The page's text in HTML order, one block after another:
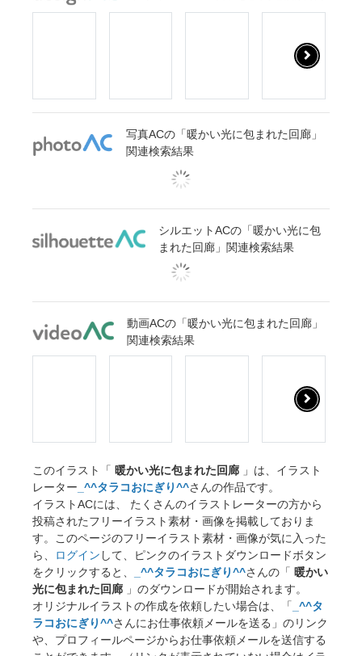
写真ACの「暖かい光に包まれた回廊」
関連検索結果
シルエットACの「暖かい光に包
まれた回廊」関連検索結果
動画ACの「暖かい光に包まれた回廊」
関連検索結果
このイラスト「 暖かい光に包まれた回廊 」は、イラスト
レーター _^^タラコおにぎり^^さんの作品です。
イラストACには、 たくさんのイラストレーターの方から
投稿されたフリーイラスト素材・画像を掲載しておりま
す。このページのフリーイラスト素材・画像が気に入った
ら、
ログイン して、ピンクのイラストダウンロードボタン
をクリックすると、
_^^タラコおにぎり^^さんの「 暖かい
光に包まれた回廊 」のダウンロードが開始されます。
オリジナルイラストの作成を依頼したい場合は、「
_^^タ
ラコおにぎり^^さんにお仕事依頼メールを送る」のリンク
や、プロフィールページからお仕事依頼メールを送信する